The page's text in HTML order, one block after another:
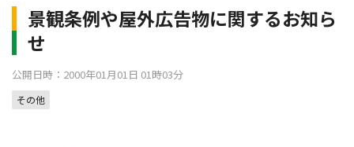
景観条例や屋外広告物に関するお知ら
せ
公開日時：2000年01月01日 01時03分
その他